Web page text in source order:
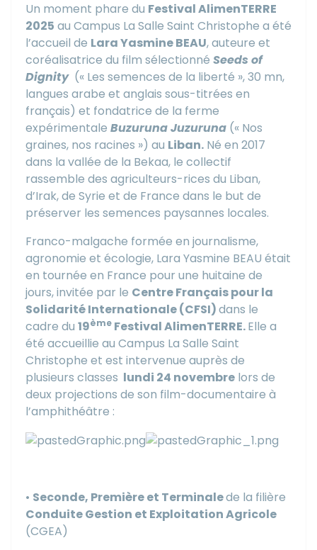
Un moment phare du Festival AlimenTERRE
2025 au Campus La Salle Saint Christophe a été
l’accueil de Lara Yasmine BEAU, auteure et
coréalisatrice du film sélectionné Seeds of
Dignity (« Les semences de la liberté », 30 mn,
langues arabe et anglais sous-titrées en
français) et fondatrice de la ferme
expérimentale Buzuruna Juzuruna (« Nos
graines, nos racines ») au Liban. Né en 2017
dans la vallée de la Bekaa, le collectif
rassemble des agriculteurs-rices du Liban,
d’Irak, de Syrie et de France dans le but de
préserver les semences paysannes locales.
Franco-malgache formée en journalisme,
agronomie et écologie, Lara Yasmine BEAU était
en tournée en France pour une huitaine de
jours, invitée par le Centre Français pour la
Solidarité Internationale (CFSI)dans le
cadre du 19ème Festival AlimenTERRE.Elle a
été accueillie au Campus La Salle Saint
Christophe et est intervenue auprès de
plusieurs classes lundi 24 novembre lors de
deux projections de son film-documentaire à
l’amphithéâtre :
• Seconde, Première et Terminalede la filière
Conduite Gestion et Exploitation Agricole
(CGEA)